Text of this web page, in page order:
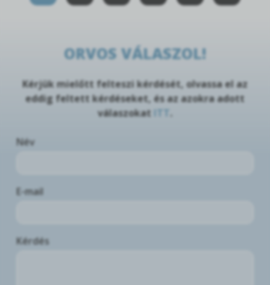
ORVOS VÁLASZOL!
Kérjük mielőtt felteszi kérdését, olvassa el az
eddig feltett kérdéseket, és az azokra adott
válaszokat
Név
E-mail
Kérdés